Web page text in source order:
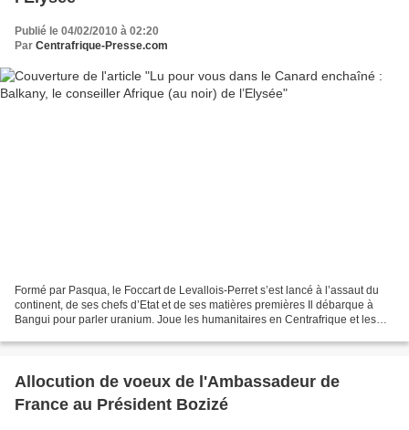
Publié le 04/02/2010 à 02:20
Par Centrafrique-Presse.com
Formé par Pasqua, le Foccart de Levallois-Perret s’est lancé à l’assaut du
continent, de ses chefs d’Etat et de ses matières premières Il débarque à
Bangui pour parler uranium. Joue les humanitaires en Centrafrique et les
Allocution de voeux de l'Ambassadeur de
France au Président Bozizé